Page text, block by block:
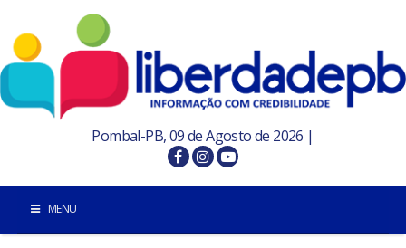
Pombal-PB, 09 de Agosto de 2026 |
MENU